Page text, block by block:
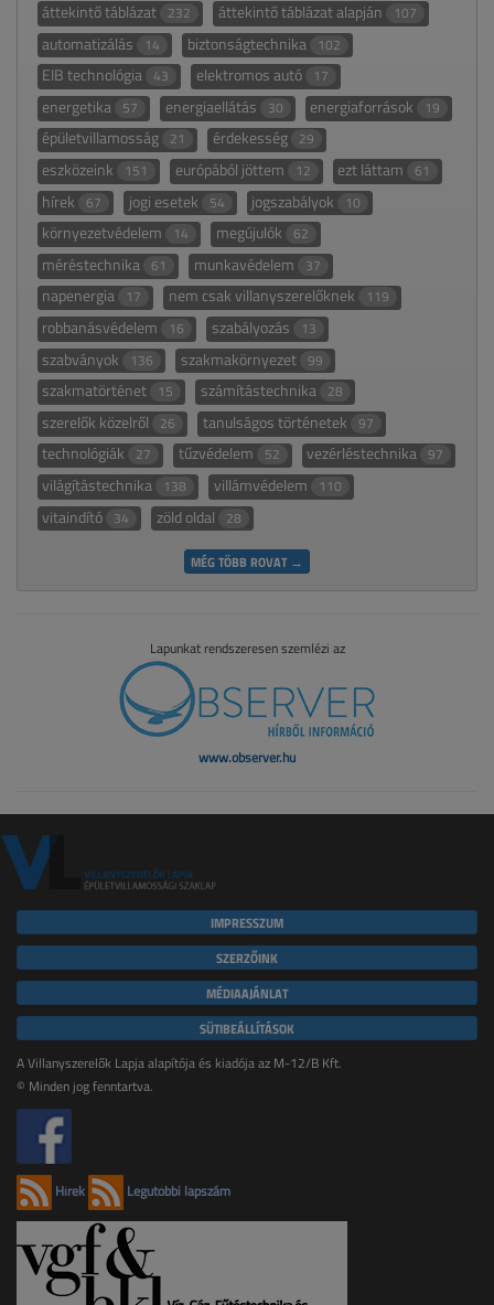
áttekintő táblázat 232 áttekintő táblázat alapján 107
automatizálás 14 biztonságtechnika 102
EIB technológia 43 elektromos autó 17
energetika 57 energiaellátás 30 energiaforrások 19
épületvillamosság 21 érdekesség 29
eszközeink 151 európából jöttem 12 ezt láttam 61
hírek 67 jogi esetek 54 jogszabályok 10
környezetvédelem 14 megújulók 62
méréstechnika 61 munkavédelem 37
napenergia 17 nem csak villanyszerelőknek 119
robbanásvédelem 16 szabályozás 13
szabványok 136 szakmakörnyezet 99
szakmatörténet 15 számítástechnika 28
szerelők közelről 26 tanulságos történetek 97
technológiák 27 tűzvédelem 52 vezérléstechnika 97
világítástechnika 138 villámvédelem 110
vitaindító 34 zöld oldal 28
MÉG TÖBB ROVAT →
Lapunkat rendszeresen szemlézi az
www.observer.hu
IMPRESSZUM
SZERZŐINK
MÉDIAAJÁNLAT
SÜTIBEÁLLÍTÁSOK
A Villanyszerelők Lapja alapítója és kiadója az M-12/B Kft.
© Minden jog fenntartva.
Hírek Legutóbbi lapszám